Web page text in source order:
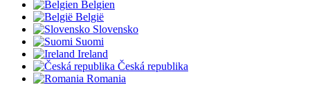
Belgien
België
Slovensko
Suomi
Ireland
Česká republika
Romania